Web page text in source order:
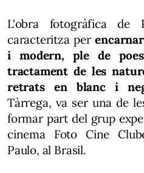
L'obra fotogràfica de
caracteritza per
i modern, ple de
tractament de les
retrats en blanc i
Tàrrega, va ser una de
formar part del grup
cinema Foto Cine
Paulo, al Brasil.